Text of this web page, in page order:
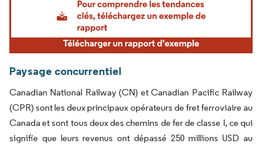
Paysage concurrentiel
Canadian National Railway (CN) et Canadian Pacific Railway
(CPR) sont les deux principaux opérateurs de fret ferroviaire au
Canada et sont tous deux des chemins de fer de classe I, ce qui
signifie que leurs revenus ont dépassé 250 millions USD au